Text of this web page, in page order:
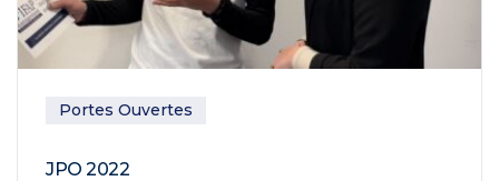
Portes Ouvertes
JPO 2022